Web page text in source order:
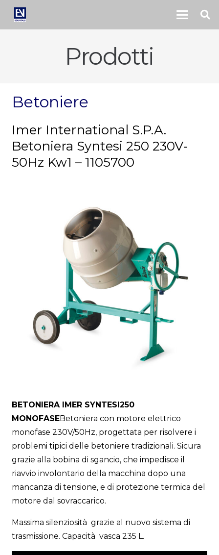
Prodotti
Betoniere
Imer International S.P.A.
Betoniera Syntesi 250 230V-
50Hz Kw1 – 1105700
BETONIERA IMER SYNTESI250
MONOFASEBetoniera con motore elettrico
monofase 230V/50Hz, progettata per risolvere i
problemi tipici delle betoniere tradizionali. Sicura
grazie alla bobina di sgancio, che impedisce il
riavvio involontario della macchina dopo una
mancanza di tensione, e di protezione termica del
motore dal sovraccarico.
Massima silenziosità grazie al nuovo sistema di
trasmissione. Capacità vasca 235 L.